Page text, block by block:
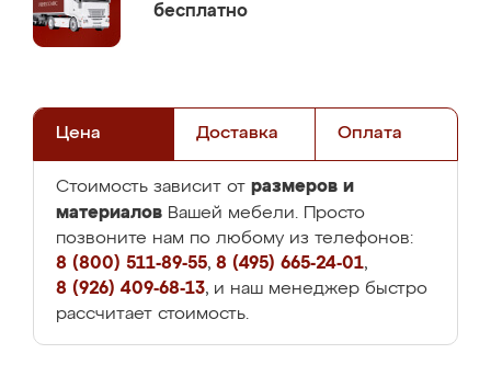
бесплатно
Цена Доставка Оплата
Стоимость зависит от размеров и
материалов Вашей мебели. Просто
позвоните нам по любому из телефонов:
8 (800) 511-89-55, 8 (495) 665-24-01,
8 (926) 409-68-13, и наш менеджер быстро
рассчитает стоимость.